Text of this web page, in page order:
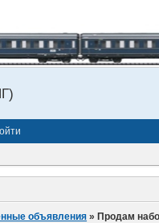
объявления »Продам